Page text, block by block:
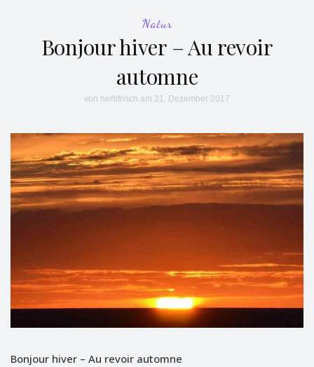
Natur
Bonjour hiver – Au revoir
automne
von herbfrisch am 21. Dezember 2017
Bonjour hiver – Au revoir automne